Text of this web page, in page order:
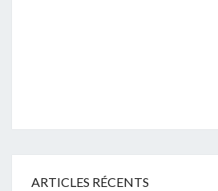
ARTICLES RÉCENTS